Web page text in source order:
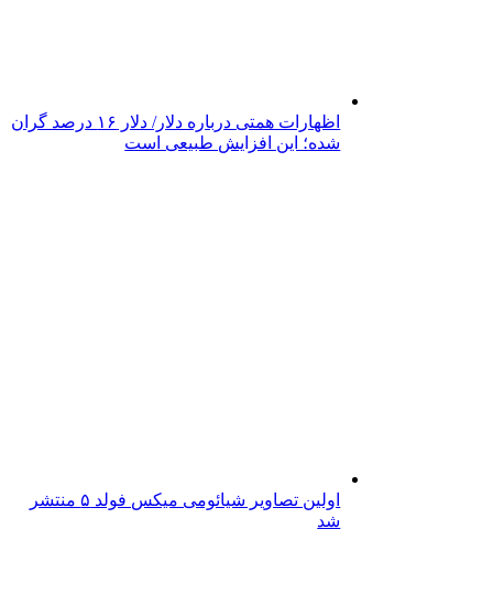
اظهارات همتی درباره دلار/ دلار ۱۶ درصد گران
شده؛ این افزایش طبیعی است
اولین تصاویر شیائومی میکس فولد ۵ منتشر
شد